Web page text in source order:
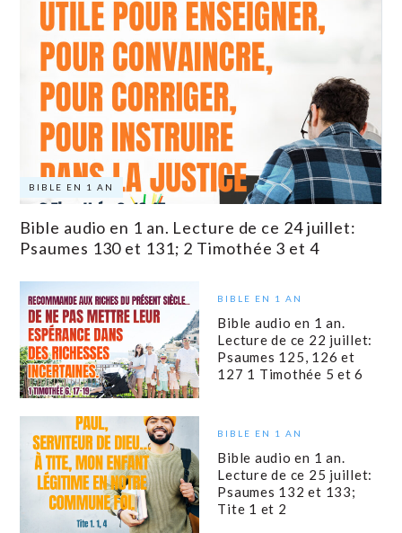
BIBLE EN 1 AN
Bible audio en 1 an. Lecture de ce 24 juillet:
Psaumes 130 et 131; 2 Timothée 3 et 4
BIBLE EN 1 AN
Bible audio en 1 an.
Lecture de ce 22 juillet:
Psaumes 125, 126 et
127 1 Timothée 5 et 6
BIBLE EN 1 AN
Bible audio en 1 an.
Lecture de ce 25 juillet:
Psaumes 132 et 133;
Tite 1 et 2